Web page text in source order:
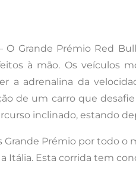
O Grande Prémio Red
à mão. Os veículos
a adrenalina da
de um carro que
inclinado, estando
Prémio por todo o
Itália. Esta corrida tem